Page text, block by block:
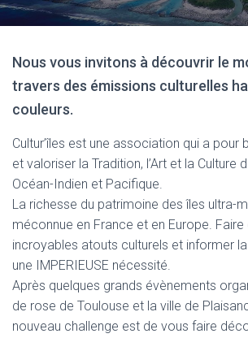
Nous vous invitons à découvrir le
travers des émissions culturelles
couleurs.
Cultur’îles est une association qui a
et valoriser la Tradition, l’Art et la Culture
Océan-Indien et Pacifique.
La richesse du patrimoine des îles ultra-
méconnue en France et en Europe.
incroyables atouts culturels et informer
une IMPERIEUSE nécessité.
Après quelques grands évènements
de rose de Toulouse et la ville de
nouveau challenge est de vous faire